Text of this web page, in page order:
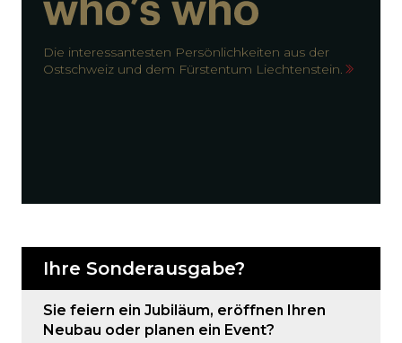
Die interessantesten Persönlichkeiten aus der
Ostschweiz und dem Fürstentum Liechtenstein.
Ihre Sonderausgabe?
Sie feiern ein Jubiläum, eröffnen Ihren
Neubau oder planen ein Event?